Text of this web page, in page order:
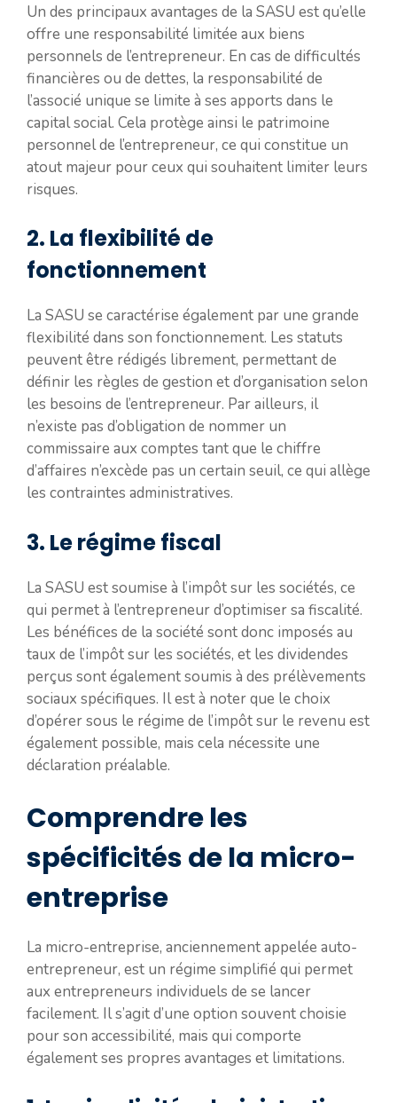
Un des principaux avantages de la SASU est qu’elle
offre une responsabilité limitée aux biens
personnels de l’entrepreneur. En cas de difficultés
financières ou de dettes, la responsabilité de
l’associé unique se limite à ses apports dans le
capital social. Cela protège ainsi le patrimoine
personnel de l’entrepreneur, ce qui constitue un
atout majeur pour ceux qui souhaitent limiter leurs
risques.
2. La flexibilité de
fonctionnement
La SASU se caractérise également par une grande
flexibilité dans son fonctionnement. Les statuts
peuvent être rédigés librement, permettant de
définir les règles de gestion et d’organisation selon
les besoins de l’entrepreneur. Par ailleurs, il
n’existe pas d’obligation de nommer un
commissaire aux comptes tant que le chiffre
d’affaires n’excède pas un certain seuil, ce qui allège
les contraintes administratives.
3. Le régime fiscal
La SASU est soumise à l’impôt sur les sociétés, ce
qui permet à l’entrepreneur d’optimiser sa fiscalité.
Les bénéfices de la société sont donc imposés au
taux de l’impôt sur les sociétés, et les dividendes
perçus sont également soumis à des prélèvements
sociaux spécifiques. Il est à noter que le choix
d’opérer sous le régime de l’impôt sur le revenu est
également possible, mais cela nécessite une
déclaration préalable.
Comprendre les
spécificités de la micro-
entreprise
La micro-entreprise, anciennement appelée auto-
entrepreneur, est un régime simplifié qui permet
aux entrepreneurs individuels de se lancer
facilement. Il s’agit d’une option souvent choisie
pour son accessibilité, mais qui comporte
également ses propres avantages et limitations.